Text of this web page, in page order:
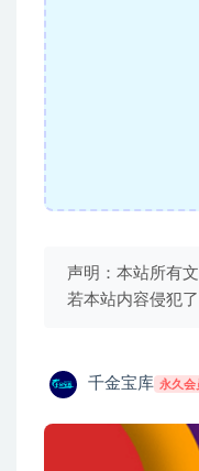
声明：本站所有
若本站内容侵犯
千金宝库 永久会